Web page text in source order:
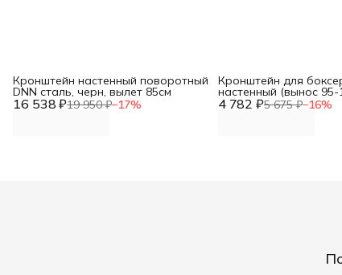
16 538 ₽19 950 ₽−17%
Кронштейн настенный поворотный
DNN сталь, черн, вылет 85см
4 782 ₽5 675 ₽−16%
Кронштейн для
настенный (вынос 95-